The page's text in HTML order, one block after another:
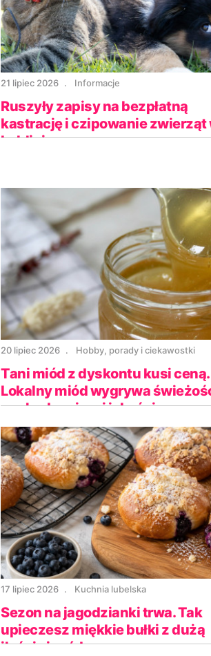
21 lipiec 2026 Informacje
Ruszyły zapisy na bezpłatną
kastrację i czipowanie zwierząt
Lublinie
20 lipiec 2026 Hobby, porady i ciekawostki
Tani miód z dyskontu kusi ceną.
Lokalny miód wygrywa
pochodzeniem i jakością
17 lipiec 2026 Kuchnia lubelska
Sezon na jagodzianki trwa. Tak
upieczesz miękkie bułki z dużą
ilością jagód